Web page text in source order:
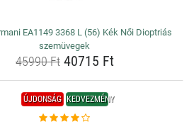
EA1149 3368 L (56) Kék Női Dioptriás
szemüvegek
45990 Ft40715 Ft
ÚJDONSÁG KEDVEZMÉNY